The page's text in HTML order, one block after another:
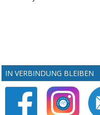
IN VERBINDUNG BLEIBEN